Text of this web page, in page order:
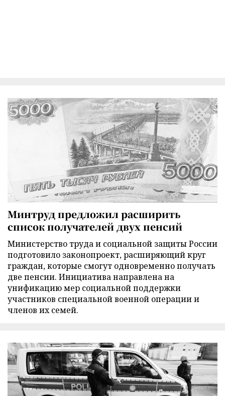
Минтруд предложил расширить
список получателей двух пенсий
Министерство труда и социальной защиты России
подготовило законопроект, расширяющий круг
граждан, которые смогут одновременно получать
две пенсии. Инициатива направлена на
унификацию мер социальной поддержки
участников специальной военной операции и
членов их семей.